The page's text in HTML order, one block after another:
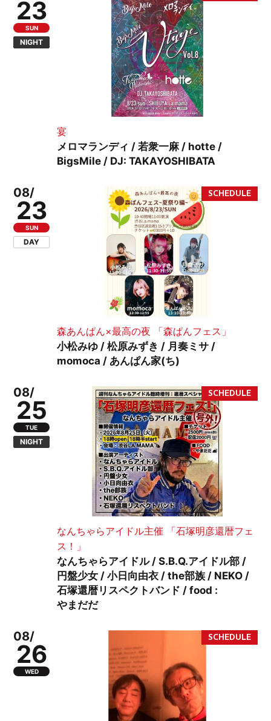
23
SUN
NIGHT
宴
メロマランディ / 若衆一麻 / hotte /
BigsMile / DJ: TAKAYOSHIBATA
08/
23
SUN
DAY
森あんぱん×最高の夜 「森ぱんフェス」
小松みゆ / 松原みずき / 月奏ミサ /
momoca / あんぱん家(ち)
08/
25
TUE
NIGHT
なんちゃらアイドル主催 「石塚明彦還暦フェ
ス！」
なんちゃらアイドル / S.B.Q.アイドル部 /
円盤少女 / 小日向由衣 / the部族 / NEKO /
石塚還暦リスペクトバンド / food :
やまだだ
08/
26
WED